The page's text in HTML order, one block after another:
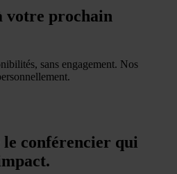
votre prochain
sans engagement. Nos
conférencier qui